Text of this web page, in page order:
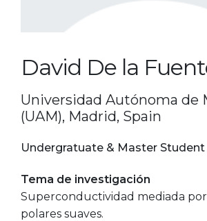
David De la
Universidad Autónoma de
(UAM), Madrid, Spain
Undergratuate & Master Student
Tema de investigación
Superconductividad mediada
polares suaves.